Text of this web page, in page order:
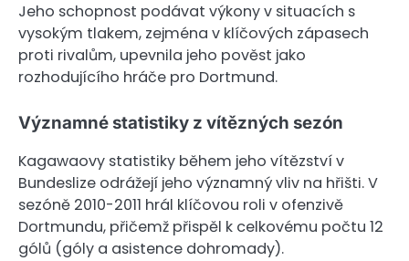
Jeho schopnost podávat výkony v situacích s
vysokým tlakem, zejména v klíčových zápasech
proti rivalům, upevnila jeho pověst jako
rozhodujícího hráče pro Dortmund.
Významné statistiky z vítězných sezón
Kagawaovy statistiky během jeho vítězství v
Bundeslize odrážejí jeho významný vliv na hřišti. V
sezóně 2010-2011 hrál klíčovou roli v ofenzivě
Dortmundu, přičemž přispěl k celkovému počtu 12
gólů (góly a asistence dohromady).